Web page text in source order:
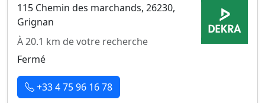
115 Chemin des marchands, 26230,
Grignan
À 20.1 km de votre recherche
Fermé
+33 4 75 96 16 78